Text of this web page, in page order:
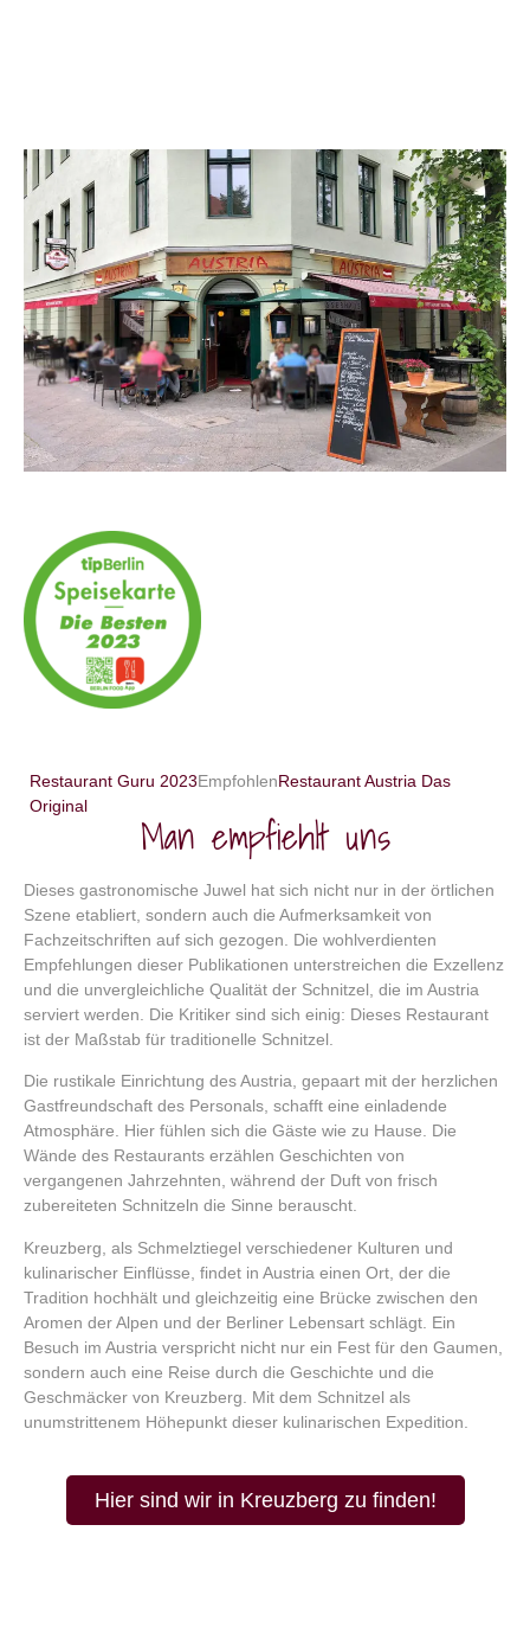
Restaurant Guru 2023EmpfohlenRestaurant Austria Das
Original
Man empfiehlt uns
Dieses gastronomische Juwel hat sich nicht nur in der örtlichen
Szene etabliert, sondern auch die Aufmerksamkeit von
Fachzeitschriften auf sich gezogen. Die wohlverdienten
Empfehlungen dieser Publikationen unterstreichen die Exzellenz
und die unvergleichliche Qualität der Schnitzel, die im Austria
serviert werden. Die Kritiker sind sich einig: Dieses Restaurant
ist der Maßstab für traditionelle Schnitzel.
Die rustikale Einrichtung des Austria, gepaart mit der herzlichen
Gastfreundschaft des Personals, schafft eine einladende
Atmosphäre. Hier fühlen sich die Gäste wie zu Hause. Die
Wände des Restaurants erzählen Geschichten von
vergangenen Jahrzehnten, während der Duft von frisch
zubereiteten Schnitzeln die Sinne berauscht.
Kreuzberg, als Schmelztiegel verschiedener Kulturen und
kulinarischer Einflüsse, findet in Austria einen Ort, der die
Tradition hochhält und gleichzeitig eine Brücke zwischen den
Aromen der Alpen und der Berliner Lebensart schlägt. Ein
Besuch im Austria verspricht nicht nur ein Fest für den Gaumen,
sondern auch eine Reise durch die Geschichte und die
Geschmäcker von Kreuzberg. Mit dem Schnitzel als
unumstrittenem Höhepunkt dieser kulinarischen Expedition.
Hier sind wir in Kreuzberg zu finden!